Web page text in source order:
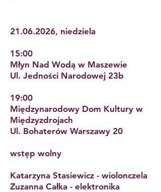
21.06.2026, niedziela
15:00
Młyn Nad Wodą w Maszewie
Ul. Jedności Narodowej 23b
19:00
Międzynarodowy Dom Kultury w
Międzyzdrojach
Ul. Bohaterów Warszawy 20
wstęp wolny
Katarzyna Stasiewicz - wiolonczela
Zuzanna Całka - elektronika